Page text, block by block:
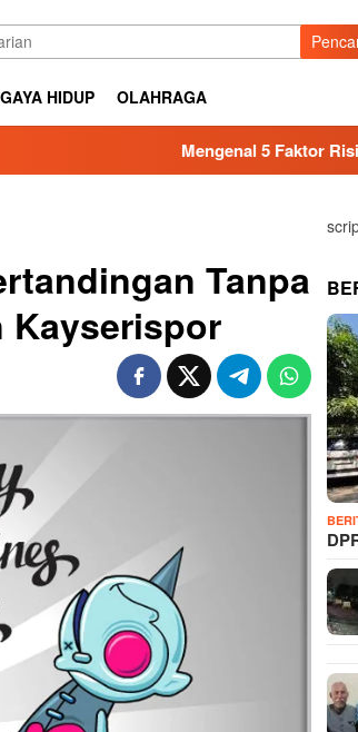
GAYA HIDUP OLAHRAGA
Mengenal 5 Faktor Risiko Kesehatan
Tanpa
Kayserispor